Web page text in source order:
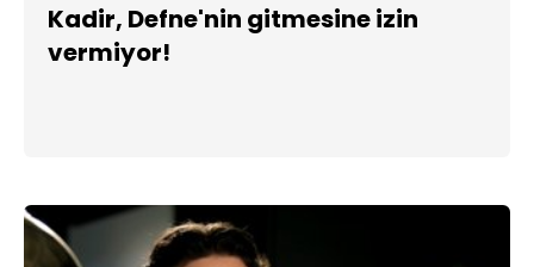
Kadir, Defne'nin gitmesine izin
vermiyor!